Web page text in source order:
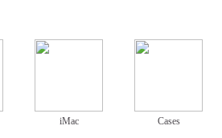
iMac Cases